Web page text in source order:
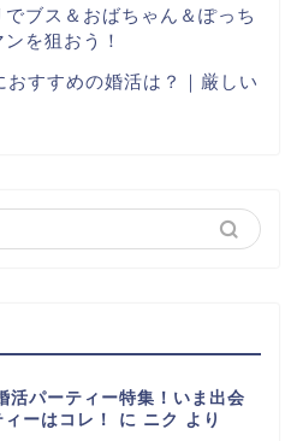
ブス＆おばちゃん＆ぽっち
を狙おう！
すすめの婚活は？｜厳しい
活パーティー特集！いま出会
ーはコレ！
に ニク より